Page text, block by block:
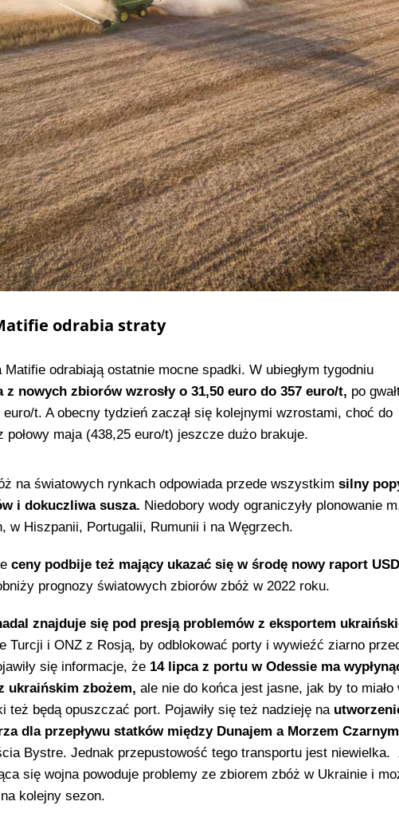
odrabia straty
odrabiają ostatnie mocne spadki. W ubiegłym tygodniu
z nowych zbiorów wzrosły o 31,50 euro do 357 euro/t, po
t. A obecny tydzień zaczął się kolejnymi wzrostami, choć do
połowy maja (438,25 euro/t) jeszcze dużo brakuje.
na światowych rynkach odpowiada przede wszystkim silny
i dokuczliwa susza. Niedobory wody ograniczyły plonowanie
w Hiszpanii, Portugalii, Rumunii i na Węgrzech.
ceny podbije też mający ukazać się w środę nowy raport
prognozy światowych zbiorów zbóż w 2022 roku.
znajduje się pod presją problemów z eksportem
Turcji i ONZ z Rosją, by odblokować porty i wywieźć ziarno
się informacje, że 14 lipca z portu w Odessie ma
ukraińskim zbożem, ale nie do końca jest jasne, jak by to miało
też będą opuszczać port. Pojawiły się też nadzieję na
dla przepływu statków między Dunajem a Morzem Czarnym
Bystre. Jednak przepustowość tego transportu jest niewielka.
się wojna powoduje problemy ze zbiorem zbóż w Ukrainie i
kolejny sezon.